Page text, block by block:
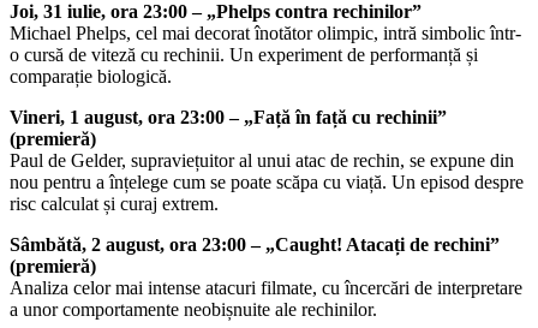
Joi, 31 iulie, ora 23:00 – „Phelps contra rechinilor”
Michael Phelps, cel mai decorat înotător olimpic, intră simbolic într-
o cursă de viteză cu rechinii. Un experiment de performanță și
comparație biologică.
Vineri, 1 august, ora 23:00 – „Față în față cu rechinii”
(premieră)
Paul de Gelder, supraviețuitor al unui atac de rechin, se expune din
nou pentru a înțelege cum se poate scăpa cu viață. Un episod despre
risc calculat și curaj extrem.
Sâmbătă, 2 august, ora 23:00 – „Caught! Atacați de rechini”
(premieră)
Analiza celor mai intense atacuri filmate, cu încercări de interpretare
a unor comportamente neobișnuite ale rechinilor.